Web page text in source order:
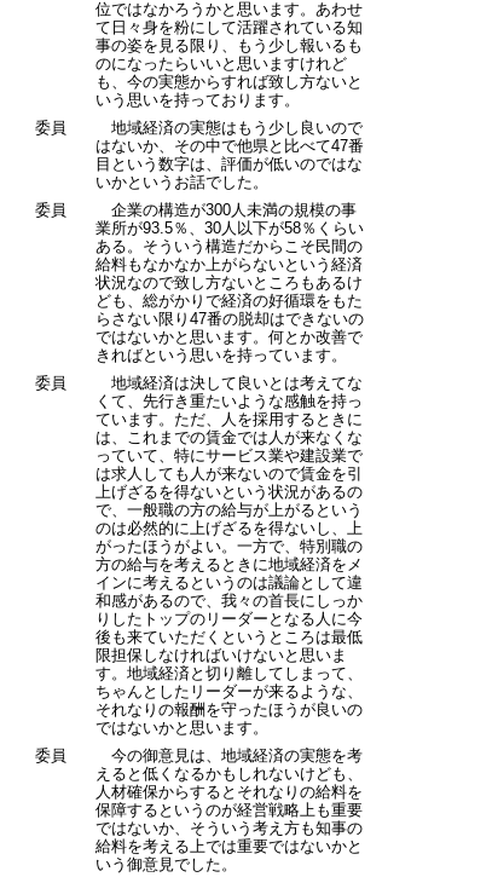
位ではなかろうかと思います。あわせ
て日々身を粉にして活躍されている知
事の姿を見る限り、もう少し報いるも
のになったらいいと思いますけれど
も、今の実態からすれば致し方ないと
いう思いを持っております。
委員
地域経済の実態はもう少し良いので
はないか、その中で他県と比べて47番
目という数字は、評価が低いのではな
いかというお話でした。
委員
企業の構造が300人未満の規模の事
業所が93.5％、30人以下が58％くらい
ある。そういう構造だからこそ民間の
給料もなかなか上がらないという経済
状況なので致し方ないところもあるけ
ども、総がかりで経済の好循環をもた
らさない限り47番の脱却はできないの
ではないかと思います。何とか改善で
きればという思いを持っています。
委員
地域経済は決して良いとは考えてな
くて、先行き重たいような感触を持っ
ています。ただ、人を採用するときに
は、これまでの賃金では人が来なくな
っていて、特にサービス業や建設業で
は求人しても人が来ないので賃金を引
上げざるを得ないという状況があるの
で、一般職の方の給与が上がるという
のは必然的に上げざるを得ないし、上
がったほうがよい。一方で、特別職の
方の給与を考えるときに地域経済をメ
インに考えるというのは議論として違
和感があるので、我々の首長にしっか
りしたトップのリーダーとなる人に今
後も来ていただくというところは最低
限担保しなければいけないと思いま
す。地域経済と切り離してしまって、
ちゃんとしたリーダーが来るような、
それなりの報酬を守ったほうが良いの
ではないかと思います。
委員
今の御意見は、地域経済の実態を考
えると低くなるかもしれないけども、
人材確保からするとそれなりの給料を
保障するというのが経営戦略上も重要
ではないか、そういう考え方も知事の
給料を考える上では重要ではないかと
いう御意見でした。